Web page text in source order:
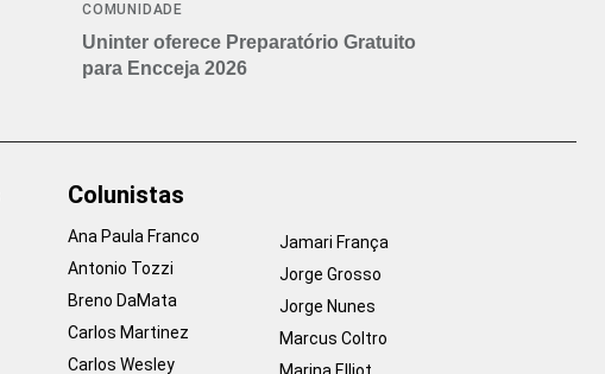
COMUNIDADE
Uninter oferece Preparatório Gratuito
para Encceja 2026
Colunistas
Ana Paula Franco
Antonio Tozzi
Breno DaMata
Carlos Martinez
Carlos Wesley
Jamari França
Jorge Grosso
Jorge Nunes
Marcus Coltro